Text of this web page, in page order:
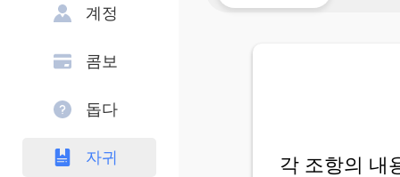
계정
콤보
돕다
자귀
각 조항의 내